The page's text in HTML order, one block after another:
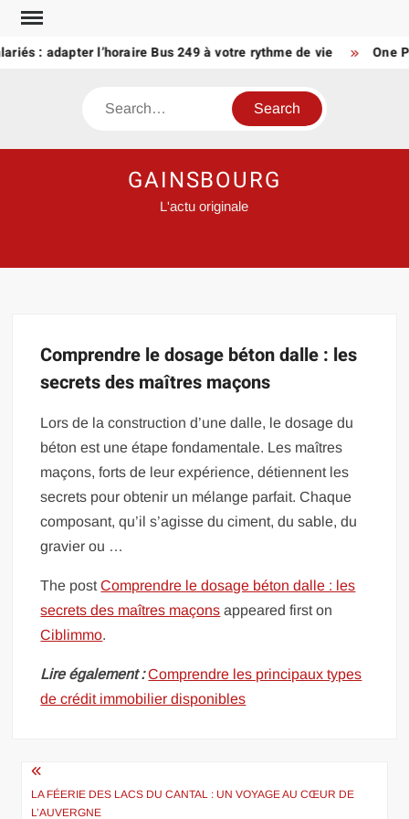
Skip
content: adapter l’horaire Bus 249 à votre rythme de vie One
Search
GAINSBOURG
L'actu originale
Comprendre le dosage béton dalle : les
secrets des maîtres maçons
Lors de la construction d’une dalle, le dosage du
béton est une étape fondamentale. Les maîtres
maçons, forts de leur expérience, détiennent les
secrets pour obtenir un mélange parfait. Chaque
composant, qu’il s’agisse du ciment, du sable, du
gravier ou …
The postComprendre le dosage béton dalle : les
secrets des maîtres maçons appeared first on
Ciblimmo.
Lire également : Comprendre les principaux types
de crédit immobilier disponibles
Navigation
de
LA FÉERIE DES LACS DU CANTAL : UN VOYAGE AU CŒUR DE
L’AUVERGNE